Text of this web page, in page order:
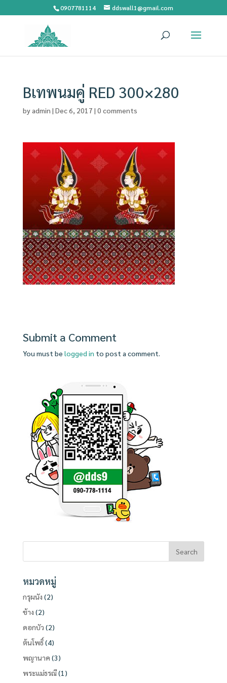
0907781114 ddswall1@gmail.com
Bเทพนมคู่ RED 300×280
byadmin | Dec 6, 2017 | 0 comments
Submit a Comment
You must be logged in to post a comment.
หมวดหมู่
กรุผนัง (2)
ช้าง (2)
ดอกบัว (2)
ต้นโพธิ์(4)
พญานาค (3)
พระแม่ธรณี(1)